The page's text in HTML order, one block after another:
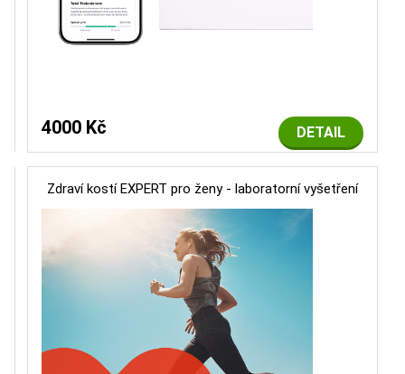
DETAIL
4000 Kč
Zdraví kostí EXPERT pro ženy - laboratorní vyšetření